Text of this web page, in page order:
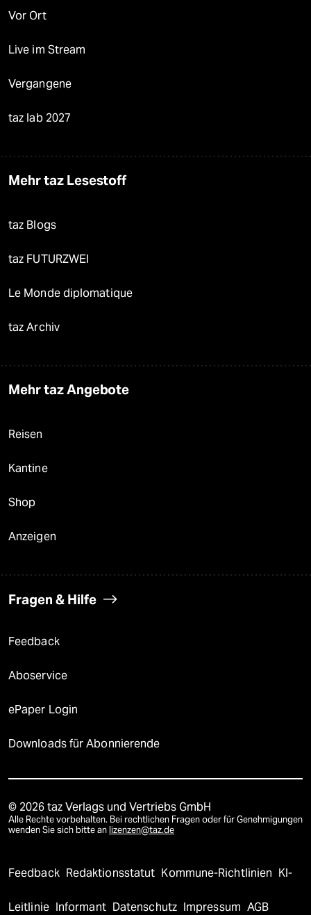
Vor Ort
Live im Stream
Vergangene
taz lab 2027
Mehr taz Lesestoff
taz Blogs
taz FUTURZWEI
Le Monde diplomatique
taz Archiv
Mehr taz Angebote
Reisen
Kantine
Shop
Anzeigen
Fragen & Hilfe
Feedback
Aboservice
ePaper Login
Downloads für Abonnierende
© 2026 taz Verlags und Vertriebs GmbH
Alle Rechte vorbehalten. Bei rechtlichen Fragen oder für Genehmigungen
wenden Sie sich bitte an lizenzen@taz.de
Feedback Redaktionsstatut Kommune-Richtlinien KI-
Leitlinie Informant Datenschutz Impressum AGB